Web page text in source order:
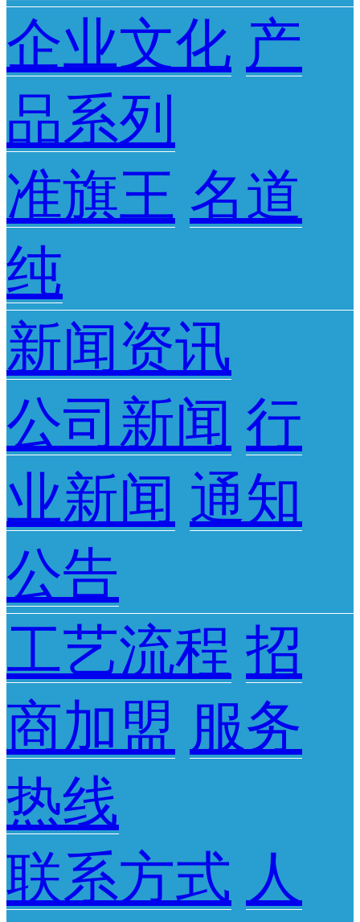
企业文化 产
品系列
准旗王 名道
纯
新闻资讯
公司新闻 行
业新闻 通知
公告
工艺流程 招
商加盟 服务
热线
联系方式 人